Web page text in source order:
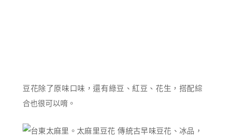
豆花除了原味口味，還有綠豆、紅豆、花生，搭配綜
合也很可以唷。